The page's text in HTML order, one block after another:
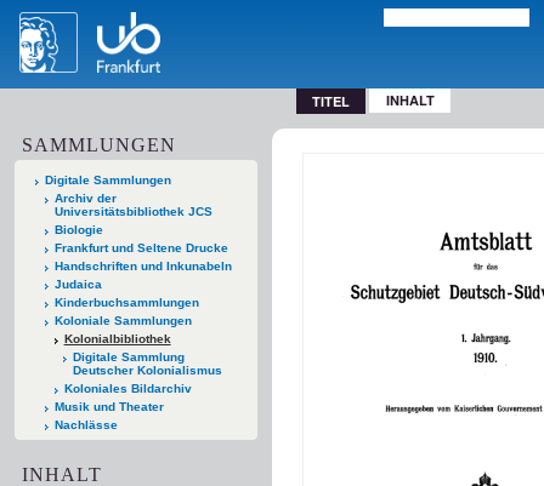
TITEL INHALT
SAMMLUNGEN
Digitale Sammlungen
Archiv der
Universitätsbibliothek JCS
Biologie
Frankfurt und Seltene Drucke
Handschriften und Inkunabeln
Judaica
Kinderbuchsammlungen
Koloniale Sammlungen
Kolonialbibliothek
Digitale Sammlung
Deutscher Kolonialismus
Koloniales Bildarchiv
Musik und Theater
Nachlässe
INHALT